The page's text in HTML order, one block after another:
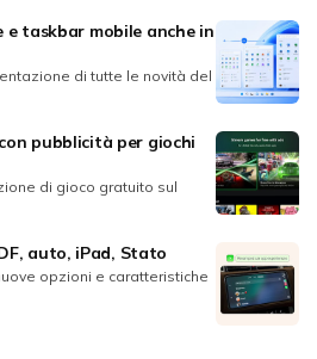
taskbar mobile anche in
di tutte le novità del
pubblicità per giochi
di gioco gratuito sul
auto, iPad, Stato
opzioni e caratteristiche